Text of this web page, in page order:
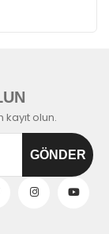
olun.